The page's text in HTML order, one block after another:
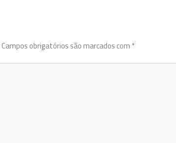
Campos obrigatórios são marcados com*